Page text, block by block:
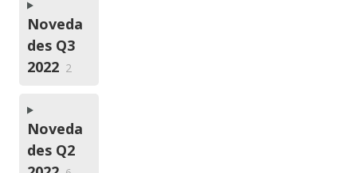
Noveda
des Q3
2022 2
Noveda
des Q2